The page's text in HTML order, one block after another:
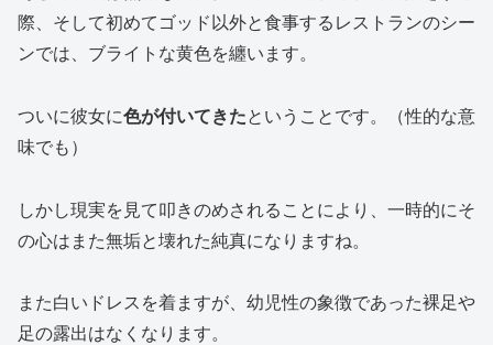
際、そして初めてゴッド以外と食事するレストランのシー
ンでは、ブライトな黄色を纏います。
ついに彼女に色が付いてきたということです。（性的な意
味でも）
しかし現実を見て叩きのめされることにより、一時的にそ
の心はまた無垢と壊れた純真になりますね。
また白いドレスを着ますが、幼児性の象徴であった裸足や
足の露出はなくなります。